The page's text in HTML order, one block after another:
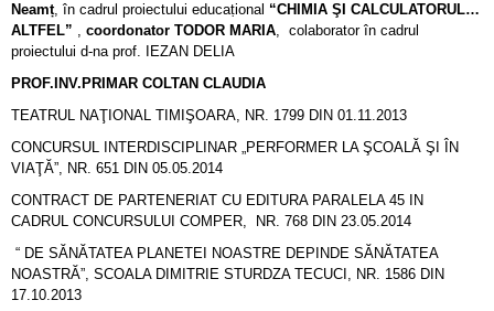
Neamṭ, în cadrul proiectului educaṭional “CHIMIA ŞI CALCULATORUL…
ALTFEL” , coordonator TODOR MARIA, colaborator în cadrul
proiectului d-na prof. IEZAN DELIA
PROF.INV.PRIMAR COLTAN CLAUDIA
TEATRUL NAŢIONAL TIMIŞOARA, NR. 1799 DIN 01.11.2013
CONCURSUL INTERDISCIPLINAR „PERFORMER LA ŞCOALĂ ŞI ÎN
VIAŢĂ”, NR. 651 DIN 05.05.2014
CONTRACT DE PARTENERIAT CU EDITURA PARALELA 45 IN
CADRUL CONCURSULUI COMPER, NR. 768 DIN 23.05.2014
“ DE SĂNĂTATEA PLANETEI NOASTRE DEPINDE SĂNĂTATEA
NOASTRĂ”, SCOALA DIMITRIE STURDZA TECUCI, NR. 1586 DIN
17.10.2013